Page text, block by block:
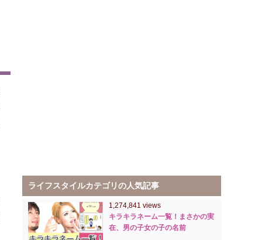
ライフスタイルカテゴリの人気記事
1,274,841 views
キラキラネーム一覧！まさかの実
在、男の子女の子の名前